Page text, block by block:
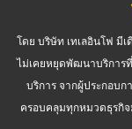
โดย บริษัท เทเลอินโฟ มี
ไม่เคยหยุดพัฒนาบริการ
บริการ จากผู้ประกอบ
ครอบคลุมทุกหมวดธุรกิจ